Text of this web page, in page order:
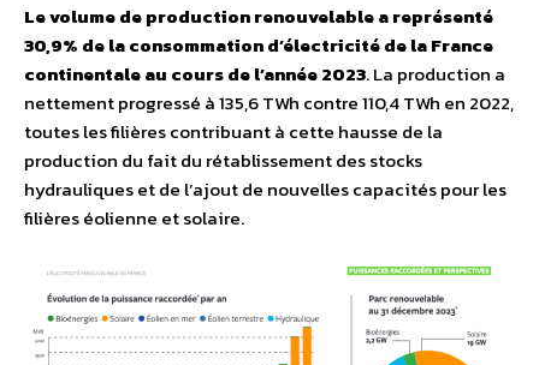
Le volume de production renouvelable a représenté
30,9% de la consommation d’électricité de la France
continentale au cours de l’année 2023. La production a
nettement progressé à 135,6 TWh contre 110,4 TWh en 2022,
toutes les filières contribuant à cette hausse de la
production du fait du rétablissement des stocks
hydrauliques et de l’ajout de nouvelles capacités pour les
filières éolienne et solaire.